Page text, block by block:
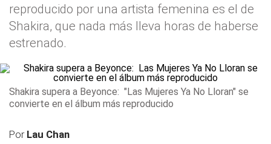
reproducido por una artista femenina es el de
Shakira, que nada más lleva horas de haberse
estrenado.
Shakira supera a Beyonce: "Las Mujeres Ya No Lloran" se
convierte en el álbum más reproducido
Por Lau Chan